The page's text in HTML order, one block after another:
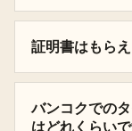
証明書はもら
バンコクでの
はどれくらい